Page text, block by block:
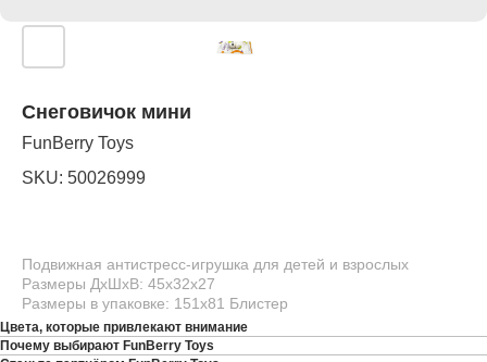
Снеговичок мини
FunBerry Toys
SKU: 50026999
Подвижная антистресс-игрушка для детей и взрослых
Размеры ДхШхВ: 45х32х27
Размеры в упаковке: 151х81 Блистер
Цвета, которые привлекают внимание
Почему выбирают FunBerry Toys